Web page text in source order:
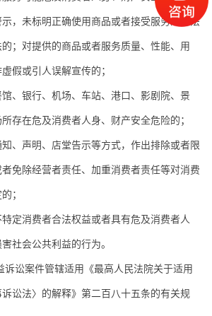
，未标明正确使用商品或者接受服务的方法
；对提供的商品或者服务质量、性能、用
假或引人误解宣传的；
馆、银行、机场、车站、港口、影剧院、景
存在危及消费者人身、财产安全危险的；
知、声明、店堂告示等方式，作出排除或者限
免除经营者责任、加重消费者责任等对消费
；
特定消费者合法权益或者具有危及消费者人
社会公共利益的行为。
诉讼案件管辖适用《最高人民法院关于适用
诉讼法〉的解释》第二百八十五条的有关规